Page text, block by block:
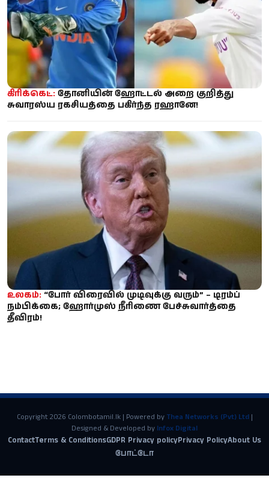
கிரிக்கெட்: தோனியின் ஹோட்டல் அறை குறித்து
சுவாரஸ்ய ரகசியத்தை பகிர்ந்த ரஹானே!
உலகம்: “போர் விரைவில் முடிவுக்கு வரும்” – டிரம்ப்
நம்பிக்கை; ஹோர்முஸ் நீரிணை பேச்சுவார்த்தை
தீவிரம்!
Copyright 2026 Colombotamil.lk | Powered by Thea Networks (Pvt) Ltd|
Designed & Developed by Infox Digital
ContactTerms & ConditionsGDPR Privacy policyPrivacy PolicyAbout Us
போட்டோ